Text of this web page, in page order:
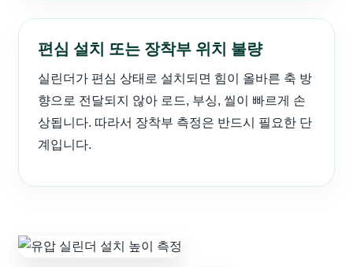
편심 설치 또는 장착부 위치 불량
실린더가 편심 상태로 설치되면 힘이 올바른 축 방
향으로 전달되지 않아 로드, 부싱, 씰이 빠르게 손
상됩니다. 따라서 장착부 측정은 반드시 필요한 단
계입니다.